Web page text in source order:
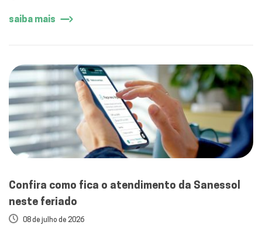
saiba mais
Confira como fica o atendimento da Sanessol
neste feriado
08 de julho de 2026